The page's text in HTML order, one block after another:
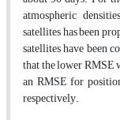
atmospheric
satellites has been
satellites have been
that the lower
an RMSE for
respectively.